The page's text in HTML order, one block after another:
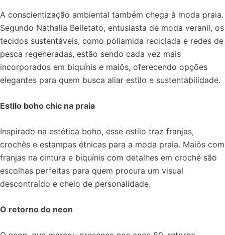
A conscientização ambiental também chega à moda praia.
Segundo Nathalia Belletato, entusiasta de moda veranil, os
tecidos sustentáveis, como poliamida reciclada e redes de
pesca regeneradas, estão sendo cada vez mais
incorporados em biquínis e maiôs, oferecendo opções
elegantes para quem busca aliar estilo e sustentabilidade.
Estilo boho chic na praia
Inspirado na estética boho, esse estilo traz franjas,
crochês e estampas étnicas para a moda praia. Maiôs com
franjas na cintura e biquínis com detalhes em crochê são
escolhas perfeitas para quem procura um visual
descontraído e cheio de personalidade.
O retorno do neon